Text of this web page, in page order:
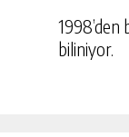
1998’den
biliniyor.